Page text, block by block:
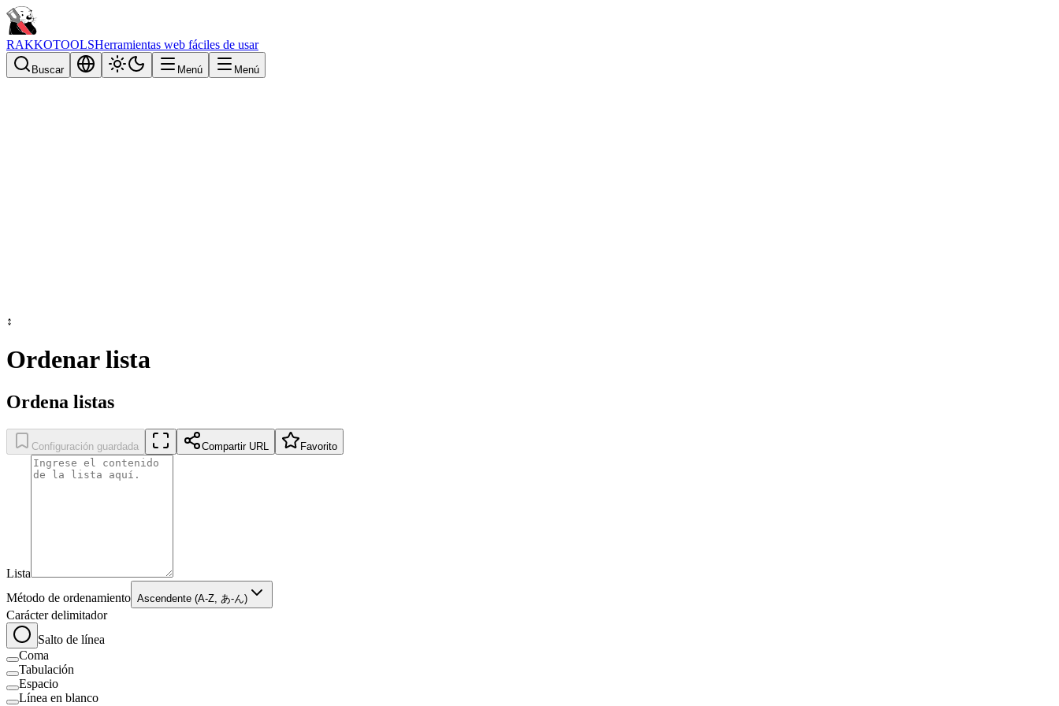
RAKKOTOOLSHerramientas web fáciles de usar
Buscar Menú Menú
↕️
Ordenar lista
Ordena listas
Configuración guardada Compartir URL Favorito
Lista
Método de ordenamiento Ascendente (A-Z, あ-ん)
Carácter delimitador
Salto de línea
Coma
Tabulación
Espacio
Línea en blanco